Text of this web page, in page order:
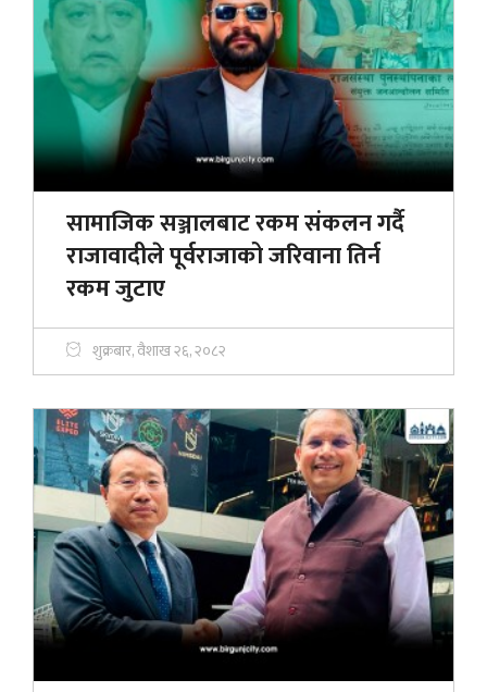
सामाजिक सञ्जालबाट रकम संकलन गर्दै
राजावादीले पूर्वराजाको जरिवाना तिर्न
रकम जुटाए
शुक्रबार, वैशाख २६, २०८२